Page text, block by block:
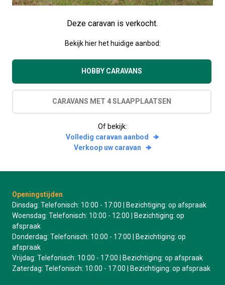
Deze caravan is verkocht.
Bekijk hier het huidige aanbod:
HOBBY CARAVANS
CARAVANS MET 4 SLAAPPLAATSEN
Of bekijk:
Volledig caravan aanbod
Verkoop uw caravan
Openingstijden
Dinsdag: Telefonisch: 10:00 - 17:00 | Bezichtiging: op afspraak
Woensdag: Telefonisch: 10:00 - 12:00 | Bezichtiging: op
afspraak
Donderdag: Telefonisch: 10:00 - 17:00 | Bezichtiging: op
afspraak
Vrijdag: Telefonisch: 10:00 - 17:00 | Bezichtiging: op afspraak
Zaterdag: Telefonisch: 10:00 - 17:00 | Bezichtiging: op afspraak